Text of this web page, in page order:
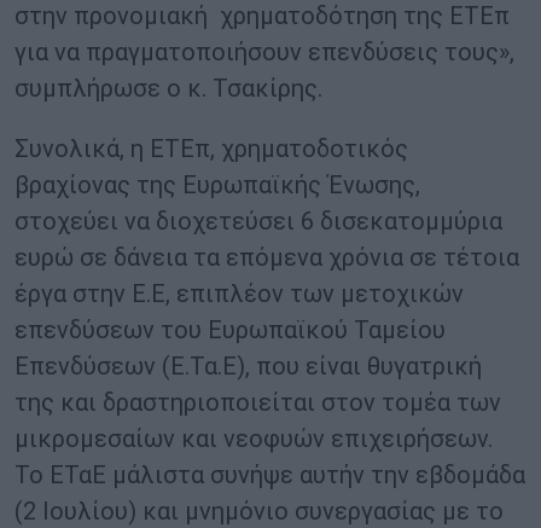
στην προνομιακή χρηματοδότηση της ΕΤΕπ
για να πραγματοποιήσουν επενδύσεις τους»,
συμπλήρωσε ο κ. Τσακίρης.
Συνολικά, η ΕΤΕπ, χρηματοδοτικός
βραχίονας της Ευρωπαϊκής Ένωσης,
στοχεύει να διοχετεύσει 6 δισεκατομμύρια
ευρώ σε δάνεια τα επόμενα χρόνια σε τέτοια
έργα στην Ε.Ε, επιπλέον των μετοχικών
επενδύσεων του Ευρωπαϊκού Ταμείου
Επενδύσεων (Ε.Τα.Ε), που είναι θυγατρική
της και δραστηριοποιείται στον τομέα των
μικρομεσαίων και νεοφυών επιχειρήσεων.
Το ΕΤαΕ μάλιστα συνήψε αυτήν την εβδομάδα
(2 Ιουλίου) και μνημόνιο συνεργασίας με το